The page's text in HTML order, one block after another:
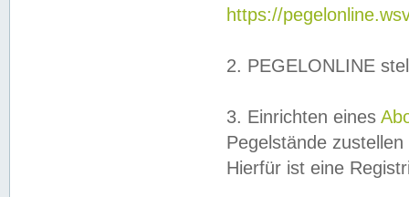
https://
2. PEGELONLINE
3. Einrichten eines
Pegelstände
Hierfür ist eine